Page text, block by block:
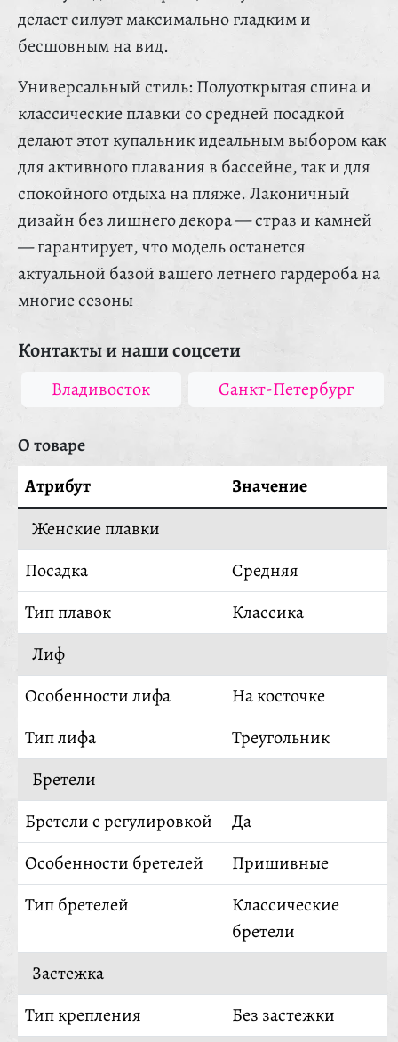
делает силуэт максимально гладким и
бесшовным на вид.
Универсальный стиль: Полуоткрытая спина и
классические плавки со средней посадкой
делают этот купальник идеальным выбором как
для активного плавания в бассейне, так и для
спокойного отдыха на пляже. Лаконичный
дизайн без лишнего декора — страз и камней
— гарантирует, что модель останется
актуальной базой вашего летнего гардероба на
многие сезоны
Контакты и наши соцсети
Владивосток Санкт-Петербург
О товаре
Атрибут
Значение
Женские плавки
Посадка
Средняя
Тип плавок
Классика
Лиф
Особенности лифа
На косточке
Тип лифа
Треугольник
Бретели
Бретели с регулировкой
Да
Особенности бретелей
Пришивные
Тип бретелей
Классические
бретели
Застежка
Тип крепления
Без застежки